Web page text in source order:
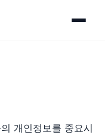
개인정보를 중요시